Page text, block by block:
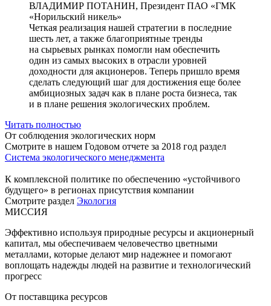
ВЛАДИМИР ПОТАНИН, Президент ПАО «ГМК
«Норильский никель»
Четкая реализация нашей стратегии в последние
шесть лет, а также благоприятные тренды
на сырьевых рынках помогли нам обеспечить
один из самых высоких в отрасли уровней
доходности для акционеров. Теперь пришло время
сделать следующий шаг для достижения еще более
амбициозных задач как в плане роста бизнеса, так
и в плане решения экологических проблем.
Читать полностью
От соблюдения экологических норм
Смотрите в нашем Годовом отчете за 2018 год раздел
Система экологического менеджмента
К комплексной политике по обеспечению «устойчивого
будущего» в регионах присутствия компании
Смотрите раздел Экология
МИССИЯ
Эффективно используя природные ресурсы и акционерный
капитал, мы обеспечиваем человечество цветными
металлами, которые делают мир надежнее и помогают
воплощать надежды людей на развитие и технологический
прогресс
От поставщика ресурсов